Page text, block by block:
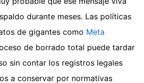
durante meses. Las políticas
de gigantes como Meta
de borrado total puede tardar
sin contar los registros legales
a conservar por normativas